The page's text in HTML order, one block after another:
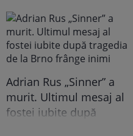
revoltați, dar nu știau
acest detaliu
Adrian Rus „Sinner” a
murit. Ultimul mesaj al
fostei iubite după